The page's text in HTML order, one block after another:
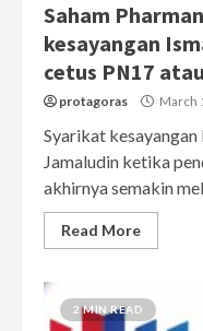
Saham
kesayangan
cetus PN17
protagoras March
Syarikat
Jamaludin ketika
akhirnya semakin
Read More
2 MIN READ